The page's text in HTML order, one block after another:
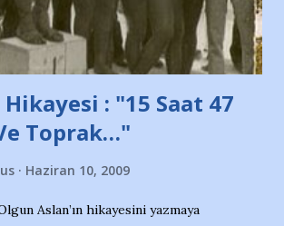
bu habe...
: "15 Saat 47
Toprak…"
Haziran 10, 2009
Aslan’ın hikayesini yazmaya